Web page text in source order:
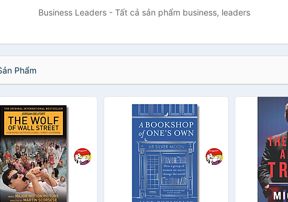
Business Leaders - Tất cả sản phẩm business, leaders
Phẩm